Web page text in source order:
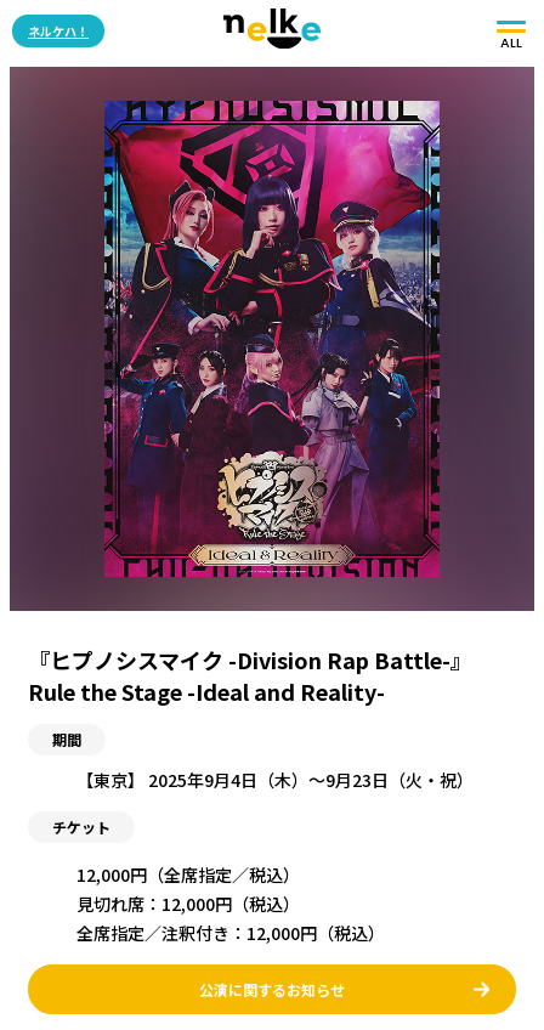
ネルケハ！
ALL
『ヒプノシスマイク -Division Rap Battle-』
Rule the Stage -Ideal and Reality-
期間
【東京】 2025年9月4日（木）〜9月23日（火・祝）
チケット
12,000円（全席指定／税込）
見切れ席：12,000円（税込）
全席指定／注釈付き：12,000円（税込）
公演に関するお知らせ